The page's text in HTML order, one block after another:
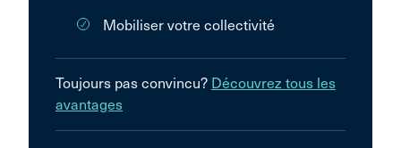
Mobiliser votre collectivité
Toujours pas convincu? Découvrez tous les
avantages